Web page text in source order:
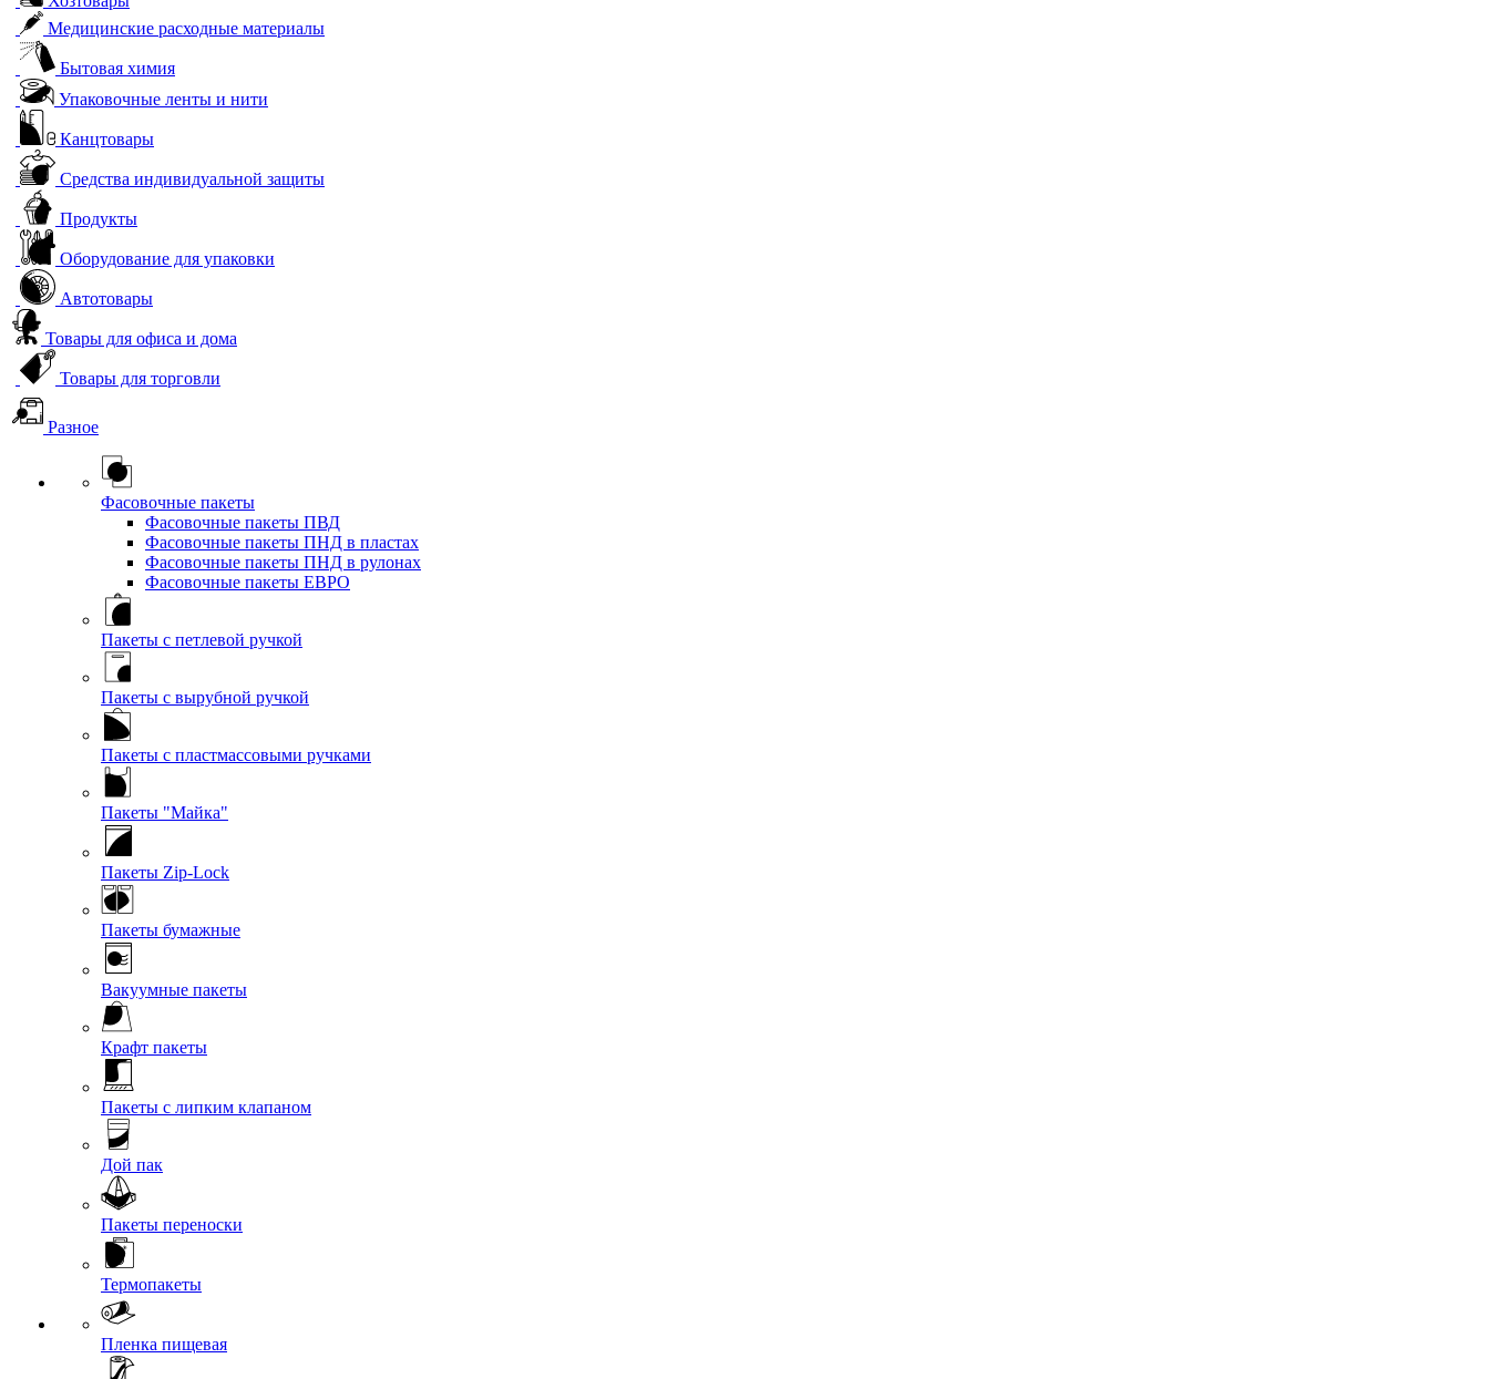
Медицинские расходные материалы
Бытовая химия
Упаковочные ленты и нити
Канцтовары
Средства индивидуальной защиты
Продукты
Оборудование для упаковки
Автотовары
Товары для офиса и дома
Товары для торговли
Разное
Фасовочные пакеты
Фасовочные пакеты ПВД
Фасовочные пакеты ПНД в пластах
Фасовочные пакеты ПНД в рулонах
Фасовочные пакеты ЕВРО
Пакеты с петлевой ручкой
Пакеты с вырубной ручкой
Пакеты с пластмассовыми ручками
Пакеты "Майка"
Пакеты Zip-Lock
Пакеты бумажные
Вакуумные пакеты
Крафт пакеты
Пакеты с липким клапаном
Дой пак
Пакеты переноски
Термопакеты
Пленка пищевая